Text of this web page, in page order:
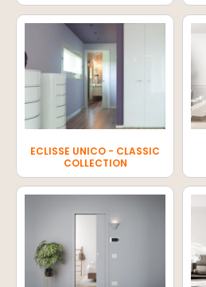
ECLISSE UNICO - CLASSIC
COLLECTION